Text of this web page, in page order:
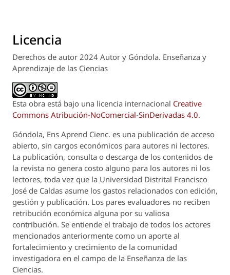
Licencia
Derechos de autor 2024 Autor y Góndola. Enseñanza y
Aprendizaje de las Ciencias
Esta obra está bajo una licencia internacional Creative
Commons Atribución-NoComercial-SinDerivadas 4.0.
Góndola, Ens Aprend Cienc. es una publicación de acceso
abierto, sin cargos económicos para autores ni lectores.
La publicación, consulta o descarga de los contenidos de
la revista no genera costo alguno para los autores ni los
lectores, toda vez que la Universidad Distrital Francisco
José de Caldas asume los gastos relacionados con edición,
gestión y publicación. Los pares evaluadores no reciben
retribución económica alguna por su valiosa
contribución. Se entiende el trabajo de todos los actores
mencionados anteriormente como un aporte al
fortalecimiento y crecimiento de la comunidad
investigadora en el campo de la Enseñanza de las
Ciencias.